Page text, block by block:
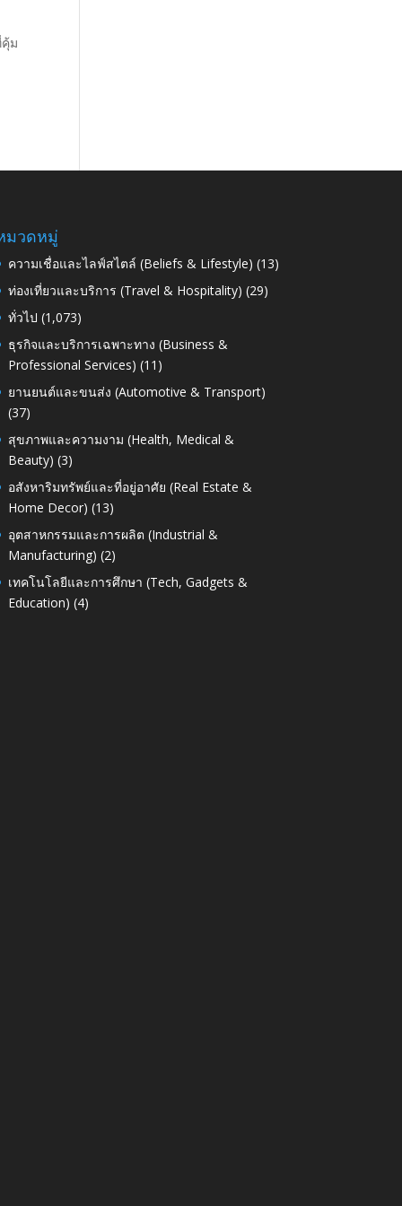
ม
มวดหมู่
ความเชื่อและไลฟ์สไตล์ (Beliefs & Lifestyle) (13)
ท่องเที่ยวและบริการ (Travel & Hospitality) (29)
ทั่วไป (1,073)
ธุรกิจและบริการเฉพาะทาง (Business &
Professional Services) (11)
ยานยนต์และขนส่ง (Automotive & Transport)
(37)
สุขภาพและความงาม (Health, Medical &
Beauty) (3)
อสังหาริมทรัพย์และที่อยู่อาศัย (Real Estate &
Home Decor) (13)
อุตสาหกรรมและการผลิต (Industrial &
Manufacturing) (2)
เทคโนโลยีและการศึกษา (Tech, Gadgets &
Education) (4)